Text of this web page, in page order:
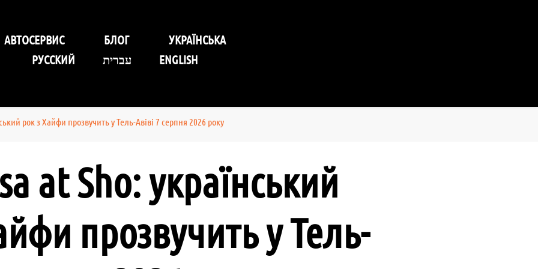
Self-Service Car Хмельницький
АВТОСЕРВИС БЛОГ
УКРАЇНСЬКА
РУССКИЙ
עברית ENGLISH
рок з Хайфи прозвучить у Тель-Авіві 7 серпня 2026 року
at Sho: український
прозвучить у Тель-